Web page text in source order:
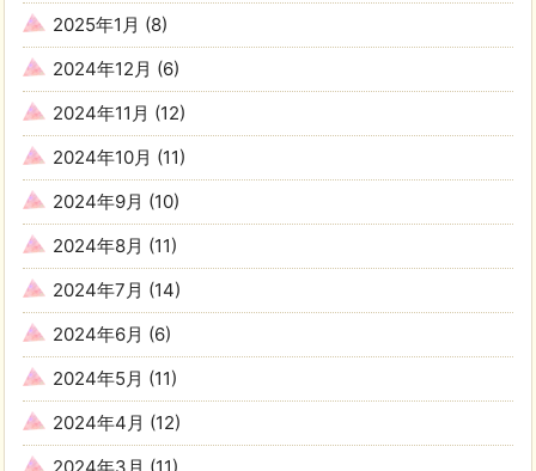
2025年1月 (8)
2024年12月 (6)
2024年11月 (12)
2024年10月 (11)
2024年9月 (10)
2024年8月 (11)
2024年7月 (14)
2024年6月 (6)
2024年5月 (11)
2024年4月 (12)